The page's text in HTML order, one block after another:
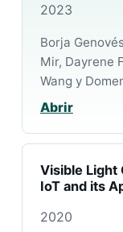
2023
Borja
Mir, Dayrene
Wang y
Abrir
Visible Light
IoT and its
2020